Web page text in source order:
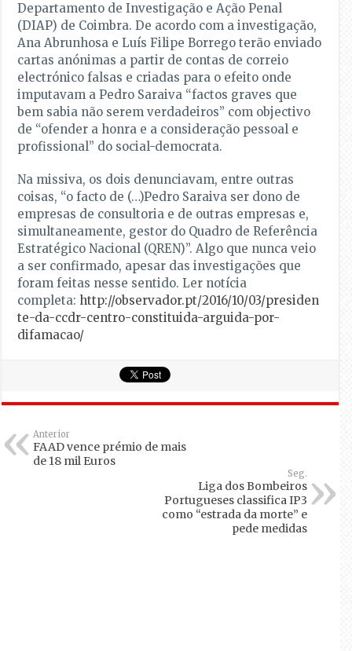
Departamento de Investigação e Ação Penal
(DIAP) de Coimbra. De acordo com a investigação,
Ana Abrunhosa e Luís Filipe Borrego terão enviado
cartas anónimas a partir de contas de correio
electrónico falsas e criadas para o efeito onde
imputavam a Pedro Saraiva “factos graves que
bem sabia não serem verdadeiros” com objectivo
de “ofender a honra e a consideração pessoal e
profissional” do social-democrata.
Na missiva, os dois denunciavam, entre outras
coisas, “o facto de (…)Pedro Saraiva ser dono de
empresas de consultoria e de outras empresas e,
simultaneamente, gestor do Quadro de Referência
Estratégico Nacional (QREN)”. Algo que nunca veio
a ser confirmado, apesar das investigações que
foram feitas nesse sentido. Ler notícia
completa: http://observador.pt/2016/10/03/presiden
te-da-ccdr-centro-constituida-arguida-por-
difamacao/
Anterior
FAAD vence prémio de mais
de 18 mil Euros
Seg.
Liga dos Bombeiros
Portugueses classifica IP3
como “estrada da morte” e
pede medidas